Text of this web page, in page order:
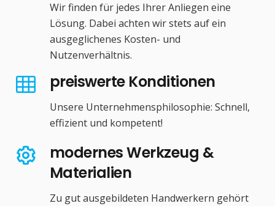
Wir finden für jedes Ihrer Anliegen eine
Lösung. Dabei achten wir stets auf ein
ausgeglichenes Kosten- und
Nutzenverhältnis.
preiswerte Konditionen
Unsere Unternehmensphilosophie: Schnell,
effizient und kompetent!
modernes Werkzeug &
Materialien
Zu gut ausgebildeten Handwerkern gehört